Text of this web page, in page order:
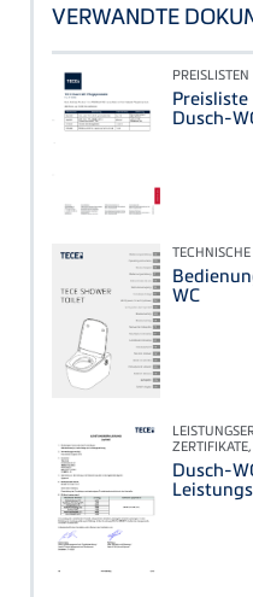
VERWANDTE
PREISLISTEN
Preisliste
Dusch-
WC
Dusch-